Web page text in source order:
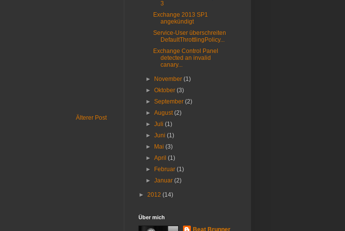
Älterer Post
3
Exchange 2013 SP1
angekündigt
Service-User überschreiten
DefaultThrottlingPolicy...
Exchange Control Panel
detected an invalid
canary...
► November(1)
►Oktober(3)
►September(2)
►August(2)
►Juli(1)
►Juni(1)
►
Mai(3)
►April(1)
►
Februar(1)
►Januar(2)
► 2012 (14)
Über mich
Beat Brunner